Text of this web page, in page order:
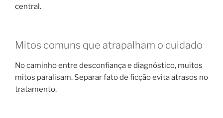
central.
Mitos comuns que atrapalham o cuidado
No caminho entre desconfiança e diagnóstico, muitos
mitos paralisam. Separar fato de ficção evita atrasos no
tratamento.